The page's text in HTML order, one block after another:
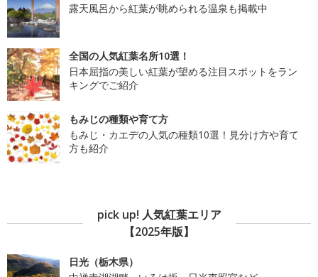
露天風呂から紅葉が眺められる温泉も掲載中
全国の人気紅葉名所10選！
日本屈指の美しい紅葉が望める注目スポットをラン
キングでご紹介
もみじの種類や育て方
もみじ・カエデの人気の種類10選！見分け方や育て
方も紹介
pick up! 人気紅葉エリア
【2025年版】
日光（栃木県）